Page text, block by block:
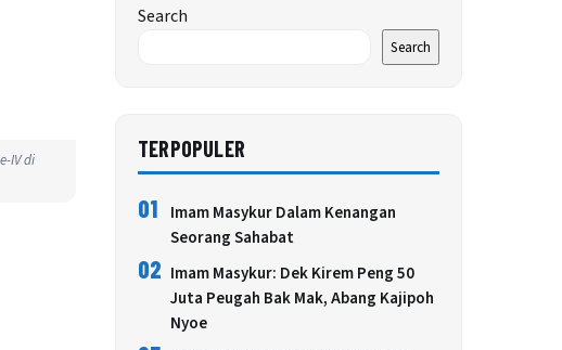
IV di
Search
Search
TERPOPULER
01
Imam Masykur Dalam Kenangan
Seorang Sahabat
02 Imam Masykur: Dek Kirem Peng 50
Juta Peugah Bak Mak, Abang Kajipoh
Nyoe